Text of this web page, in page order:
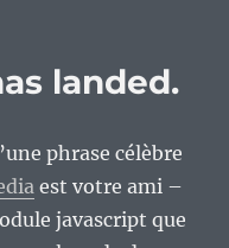
landed.
phrase célèbre
est votre ami –
javascript que